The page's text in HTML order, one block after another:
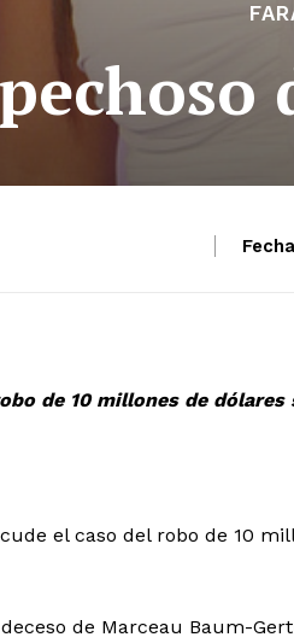
de 10 millones de
el caso del robo de 10
de Marceau Baum-